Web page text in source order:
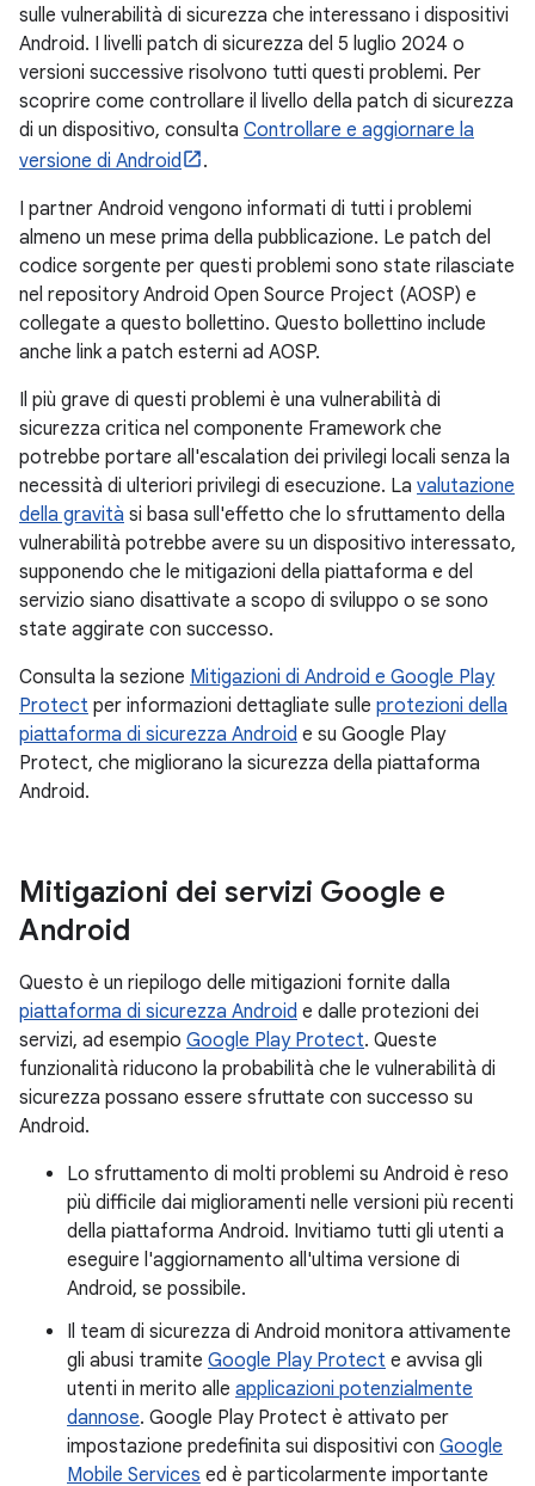
sulle vulnerabilità di sicurezza che interessano i dispositivi
Android. I livelli patch di sicurezza del 5 luglio 2024 o
versioni successive risolvono tutti questi problemi. Per
scoprire come controllare il livello della patch di sicurezza
di un dispositivo, consulta Controllare e aggiornare la
versione di Android
.
I partner Android vengono informati di tutti i problemi
almeno un mese prima della pubblicazione. Le patch del
codice sorgente per questi problemi sono state rilasciate
nel repository Android Open Source Project (AOSP) e
collegate a questo bollettino. Questo bollettino include
anche link a patch esterni ad AOSP.
Il più grave di questi problemi è una vulnerabilità di
sicurezza critica nel componente Framework che
potrebbe portare all'escalation dei privilegi locali senza la
necessità di ulteriori privilegi di esecuzione. La valutazione
della gravità si basa sull'effetto che lo sfruttamento della
vulnerabilità potrebbe avere su un dispositivo interessato,
supponendo che le mitigazioni della piattaforma e del
servizio siano disattivate a scopo di sviluppo o se sono
state aggirate con successo.
Consulta la sezione Mitigazioni di Android e Google Play
Protect per informazioni dettagliate sulle protezioni della
piattaforma di sicurezza Android e su Google Play
Protect, che migliorano la sicurezza della piattaforma
Android.
Mitigazioni dei servizi Google e
Android
Questo è un riepilogo delle mitigazioni fornite dalla
piattaforma di sicurezza Android e dalle protezioni dei
servizi, ad esempio Google Play Protect. Queste
funzionalità riducono la probabilità che le vulnerabilità di
sicurezza possano essere sfruttate con successo su
Android.
Lo sfruttamento di molti problemi su Android è reso
più difficile dai miglioramenti nelle versioni più recenti
della piattaforma Android. Invitiamo tutti gli utenti a
eseguire l'aggiornamento all'ultima versione di
Android, se possibile.
Il team di sicurezza di Android monitora attivamente
gli abusi tramite Google Play Protect e avvisa gli
utenti in merito alle applicazioni potenzialmente
dannose. Google Play Protect è attivato per
impostazione predefinita sui dispositivi con Google
Mobile Services ed è particolarmente importante